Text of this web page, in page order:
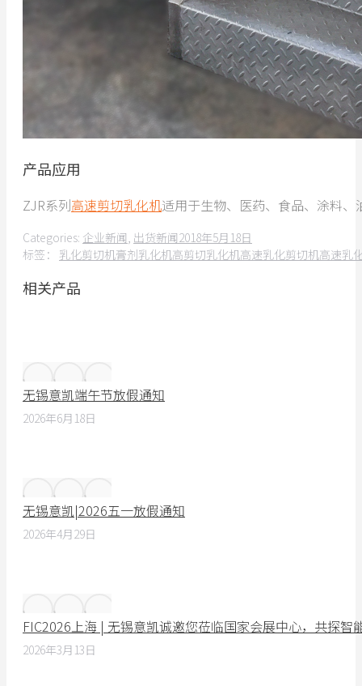
产品应用
ZJR系列高速剪切乳化机适用于生物、医药、食品、涂料
Categories: 企业新闻, 出货新闻2018年5月18日
标签： 乳化剪切机膏剂乳化机高剪切乳化机高速乳化剪切机高速乳
相关产品
无锡意凯端午节放假通知
2026年6月18日
无锡意凯|2026五一放假通知
2026年4月29日
FIC2026上海 | 无锡意凯诚邀您莅临国家会展中心，共探智
2026年3月13日